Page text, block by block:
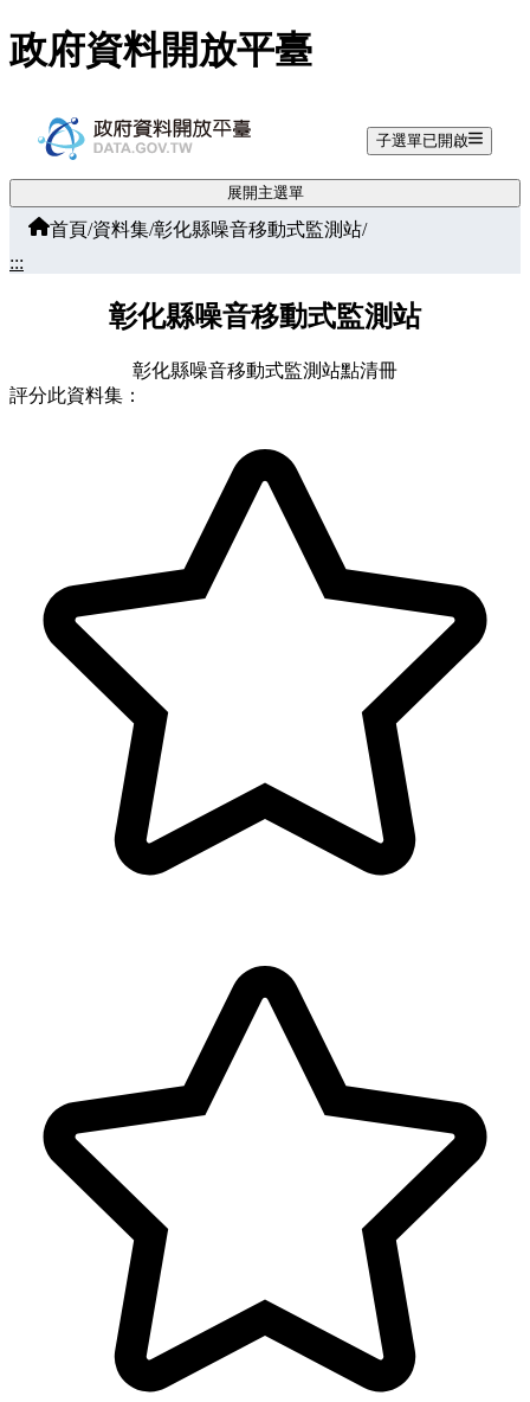
跳至主要內容
政府資料開放平臺
子選單已開啟
展開主選單
首頁/資料集/彰化縣噪音移動式監測站/
:::
彰化縣噪音移動式監測站
彰化縣噪音移動式監測站點清冊
評分此資料集：